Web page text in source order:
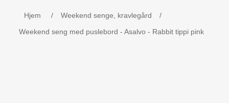
Hjem / Weekend senge, kravlegård
/
Weekend seng med puslebord - Asalvo - Rabbit tippi pink